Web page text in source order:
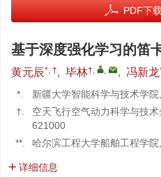
PDF下载
基于深度强化学习的笛
黄元辰*, †, 毕林†, , , 冯新龙
*.
新疆大学智能科学与技术学
†.
空天飞行空气动力科学与技
621000
**.
哈尔滨工程大学船舶工程学
详细信息